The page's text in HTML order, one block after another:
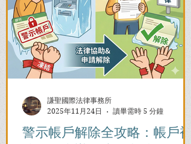
警示帳戶解除全攻略：帳戶被
謙聖國際法律事務所
2025年11月24日
讀畢需時 5 分鐘